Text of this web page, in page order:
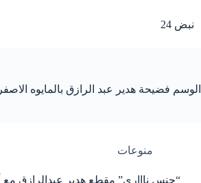
المحتوى
نبض 24
الوسم فضيحة هدير عبد الرازق بالمايوه الاصفر
منوعات